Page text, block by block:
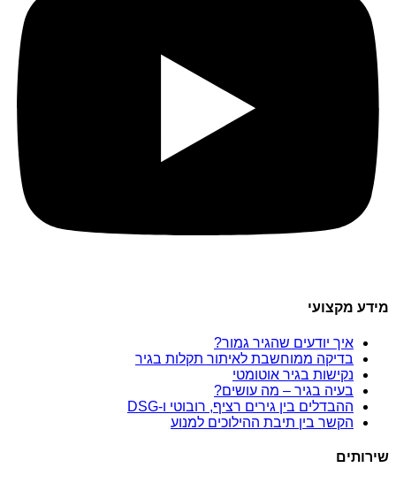
מידע מקצועי
איך יודעים שהגיר גמור?
בדיקה ממוחשבת לאיתור תקלות בגיר
נקישות בגיר אוטומטי
בעיה בגיר – מה עושים?
ההבדלים בין גירים רציף, רובוטי ו-DSG
הקשר בין תיבת ההילוכים למנוע
שירותים